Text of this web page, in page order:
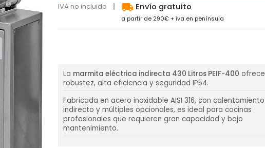
IVA no incluido local_shipping Envío gratuito
a partir de 290€ + iva en península
La marmita eléctrica indirecta 430 Litros PEIF-400 ofrece
robustez, alta eficiencia y seguridad IP54.
Fabricada en acero inoxidable AISI 316, con calentamiento
indirecto y múltiples opcionales, es ideal para cocinas
profesionales que requieren gran capacidad y bajo
mantenimiento.